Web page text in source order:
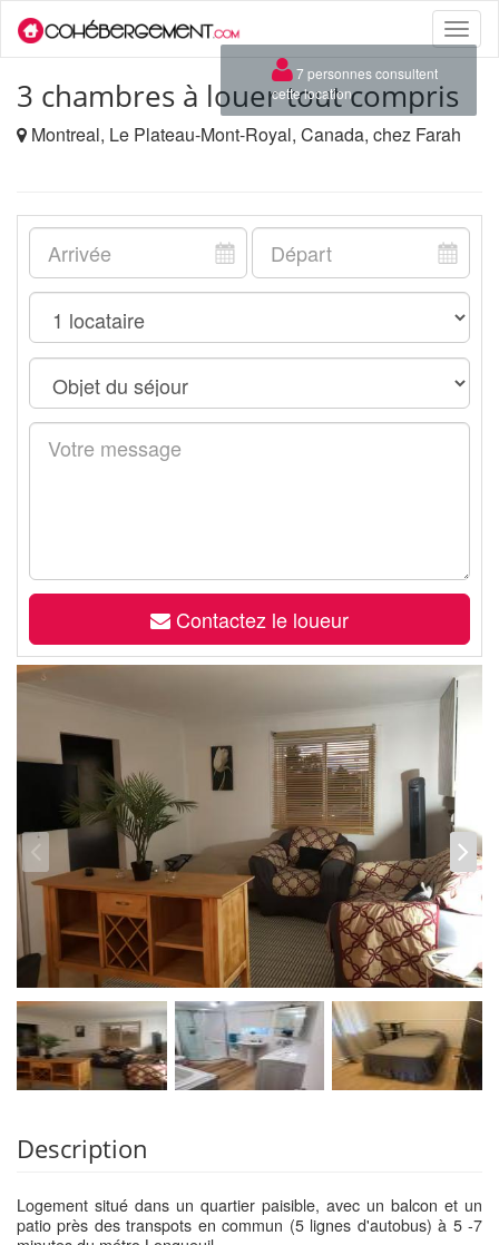
Toggle
3 chambres à louer tout compris
Montreal, Le Plateau-Mont-Royal, Canada, chez Farah
Contactez le loueur
Description
Logement situé dans un quartier paisible, avec un balcon et un
patio près des transpots en commun (5 lignes d'autobus) à 5 -7
×
7 personnes consultent
cette location